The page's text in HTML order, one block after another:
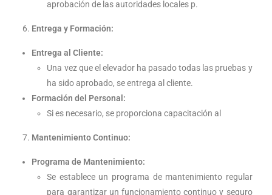
aprobación de las autoridades locales p.
Entrega y Formación:
Entrega al Cliente:
Una vez que el elevador ha pasado todas las pruebas y
ha sido aprobado, se entrega al cliente.
Formación del Personal:
Si es necesario, se proporciona capacitación al
Mantenimiento Continuo:
Programa de Mantenimiento:
Se establece un programa de mantenimiento regular
para garantizar un funcionamiento continuo y seguro